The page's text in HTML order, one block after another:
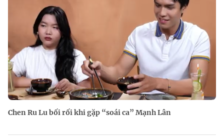
Chen Ru Lu bối rối khi gặp “soái ca” Mạnh Lân